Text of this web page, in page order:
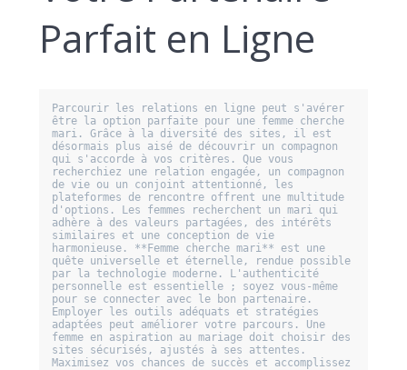
Parfait en Ligne
Parcourir les relations en ligne peut s'avérer
être la option parfaite pour une femme cherche
mari. Grâce à la diversité des sites, il est
désormais plus aisé de découvrir un compagnon
qui s'accorde à vos critères. Que vous
recherchiez une relation engagée, un compagnon
de vie ou un conjoint attentionné, les
plateformes de rencontre offrent une multitude
d'options. Les femmes recherchent un mari qui
adhère à des valeurs partagées, des intérêts
similaires et une conception de vie
harmonieuse. **Femme cherche mari** est une
quête universelle et éternelle, rendue possible
par la technologie moderne. L'authenticité
personnelle est essentielle ; soyez vous-même
pour se connecter avec le bon partenaire.
Employer les outils adéquats et stratégies
adaptées peut améliorer votre parcours. Une
femme en aspiration au mariage doit choisir des
sites sécurisés, ajustés à ses attentes.
Maximisez vos chances de succès et accomplissez